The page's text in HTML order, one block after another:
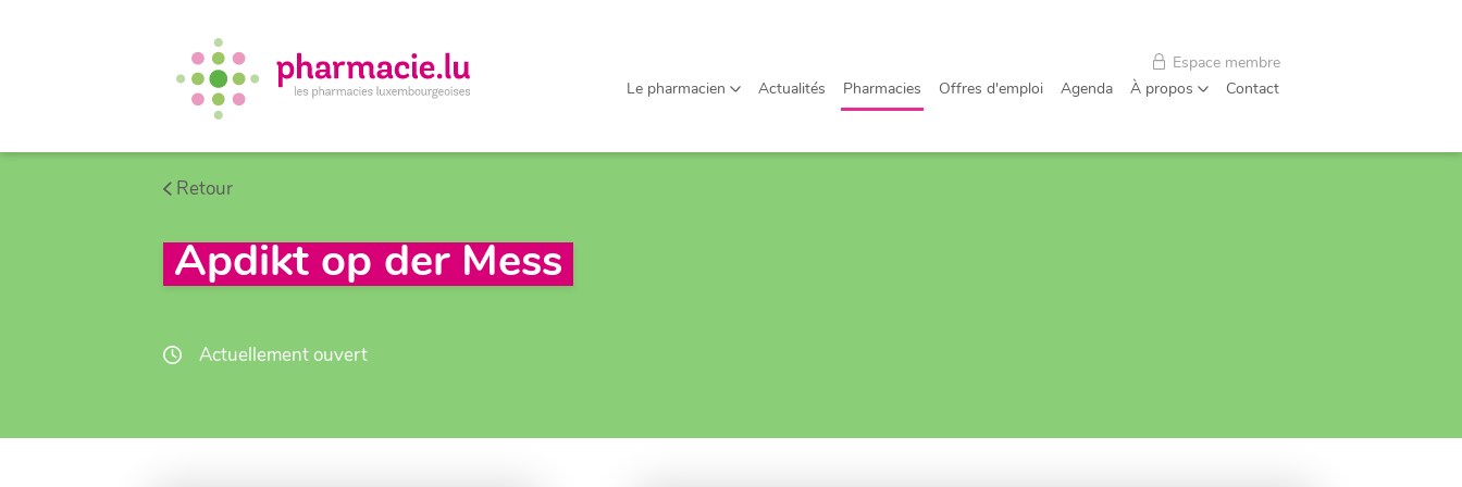
Le pharmacien Actualités Pharmacies Offres d'emploi Agenda À propos Contact
Espace membre
Retour
Apdikt op der Mess
Actuellement ouvert
Contact